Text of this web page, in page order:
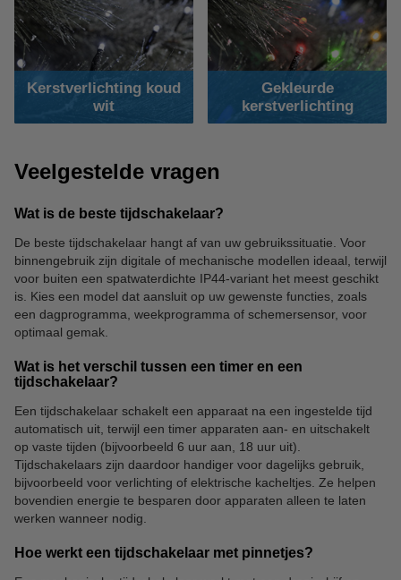
Kerstverlichting koud
wit
Gekleurde
kerstverlichting
Veelgestelde vragen
Wat is de beste tijdschakelaar?
De beste tijdschakelaar hangt af van uw gebruikssituatie. Voor
binnengebruik zijn digitale of mechanische modellen ideaal, terwijl
voor buiten een spatwaterdichte IP44-variant het meest geschikt
is. Kies een model dat aansluit op uw gewenste functies, zoals
een dagprogramma, weekprogramma of schemersensor, voor
optimaal gemak.
Wat is het verschil tussen een timer en een
tijdschakelaar?
Een tijdschakelaar schakelt een apparaat na een ingestelde tijd
automatisch uit, terwijl een timer apparaten aan- en uitschakelt
op vaste tijden (bijvoorbeeld 6 uur aan, 18 uur uit).
Tijdschakelaars zijn daardoor handiger voor dagelijks gebruik,
bijvoorbeeld voor verlichting of elektrische kacheltjes. Ze helpen
bovendien energie te besparen door apparaten alleen te laten
werken wanneer nodig.
Hoe werkt een tijdschakelaar met pinnetjes?